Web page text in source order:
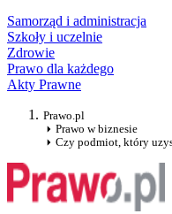
Samorząd i administracja
Szkoły i uczelnie
Zdrowie
Prawo dla każdego
Akty Prawne
Prawo.pl
Prawo w biznesie
Czy podmiot, który